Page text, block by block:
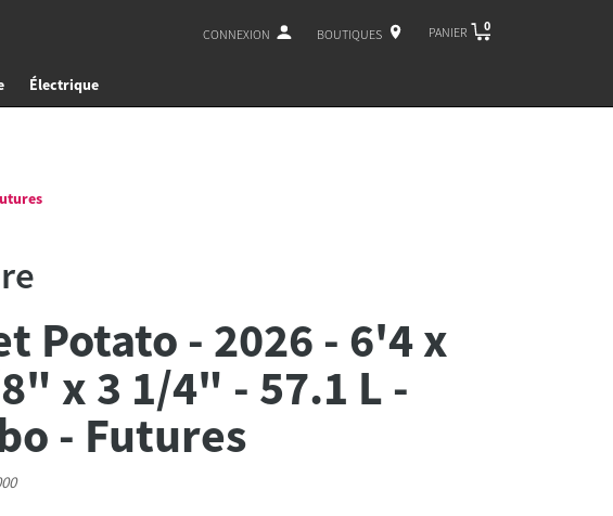
CONNEXION BOUTIQUES PANIER 0
Électrique
Potato - 2026 - 6'4 x
x 3 1/4" - 57.1 L -
- Futures